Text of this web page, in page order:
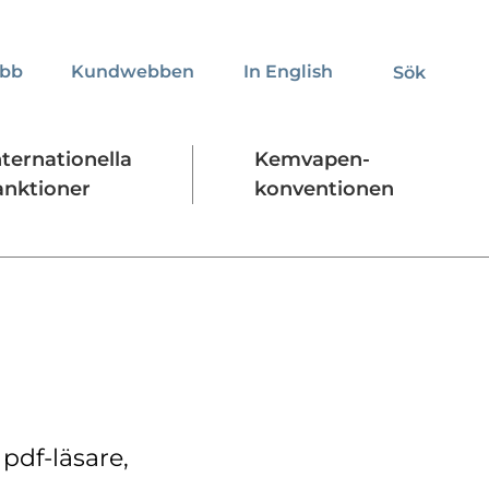
Kundwebben In English Sök
Kemvapen-
konventionen
läsare,